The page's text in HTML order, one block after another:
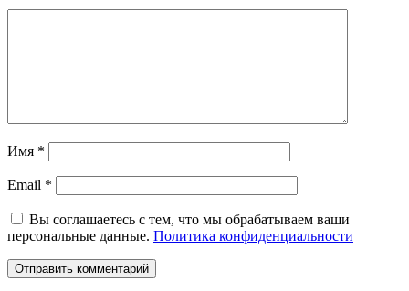
Имя *
Email *
Вы соглашаетесь с тем, что мы обрабатываем ваши
персональные данные. Политика конфиденциальности